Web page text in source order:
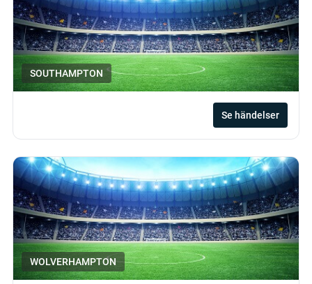
SOUTHAMPTON
Se händelser
WOLVERHAMPTON